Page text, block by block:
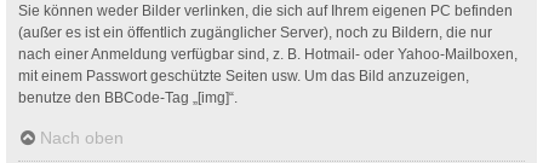
Sie können weder Bilder verlinken, die sich auf Ihrem eigenen PC befinden
(außer es ist ein öffentlich zugänglicher Server), noch zu Bildern, die nur
nach einer Anmeldung verfügbar sind, z. B. Hotmail- oder Yahoo-Mailboxen,
mit einem Passwort geschützte Seiten usw. Um das Bild anzuzeigen,
benutze den BBCode-Tag „[img]“.
Nach oben